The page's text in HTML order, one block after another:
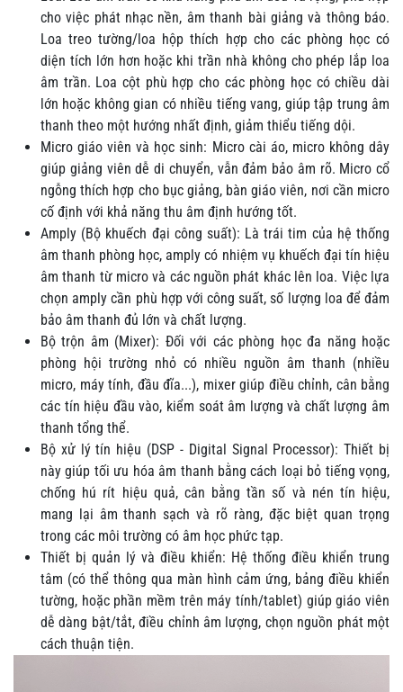
cho việc phát nhạc nền, âm thanh bài giảng và thông báo.
Loa treo tường/loa hộp thích hợp cho các phòng học có
diện tích lớn hơn hoặc khi trần nhà không cho phép lắp loa
âm trần. Loa cột phù hợp cho các phòng học có chiều dài
lớn hoặc không gian có nhiều tiếng vang, giúp tập trung âm
thanh theo một hướng nhất định, giảm thiểu tiếng dội.
Micro giáo viên và học sinh: Micro cài áo, micro không dây
giúp giảng viên dễ di chuyển, vẫn đảm bảo âm rõ. Micro cổ
ngỗng thích hợp cho bục giảng, bàn giáo viên, nơi cần micro
cố định với khả năng thu âm định hướng tốt.
Amply (Bộ khuếch đại công suất): Là trái tim của hệ thống
âm thanh phòng học, amply có nhiệm vụ khuếch đại tín hiệu
âm thanh từ micro và các nguồn phát khác lên loa. Việc lựa
chọn amply cần phù hợp với công suất, số lượng loa để đảm
bảo âm thanh đủ lớn và chất lượng.
Bộ trộn âm (Mixer): Đối với các phòng học đa năng hoặc
phòng hội trường nhỏ có nhiều nguồn âm thanh (nhiều
micro, máy tính, đầu đĩa...), mixer giúp điều chỉnh, cân bằng
các tín hiệu đầu vào, kiểm soát âm lượng và chất lượng âm
thanh tổng thể.
Bộ xử lý tín hiệu (DSP - Digital Signal Processor): Thiết bị
này giúp tối ưu hóa âm thanh bằng cách loại bỏ tiếng vọng,
chống hú rít hiệu quả, cân bằng tần số và nén tín hiệu,
mang lại âm thanh sạch và rõ ràng, đặc biệt quan trọng
trong các môi trường có âm học phức tạp.
Thiết bị quản lý và điều khiển: Hệ thống điều khiển trung
tâm (có thể thông qua màn hình cảm ứng, bảng điều khiển
tường, hoặc phần mềm trên máy tính/tablet) giúp giáo viên
dễ dàng bật/tắt, điều chỉnh âm lượng, chọn nguồn phát một
cách thuận tiện.